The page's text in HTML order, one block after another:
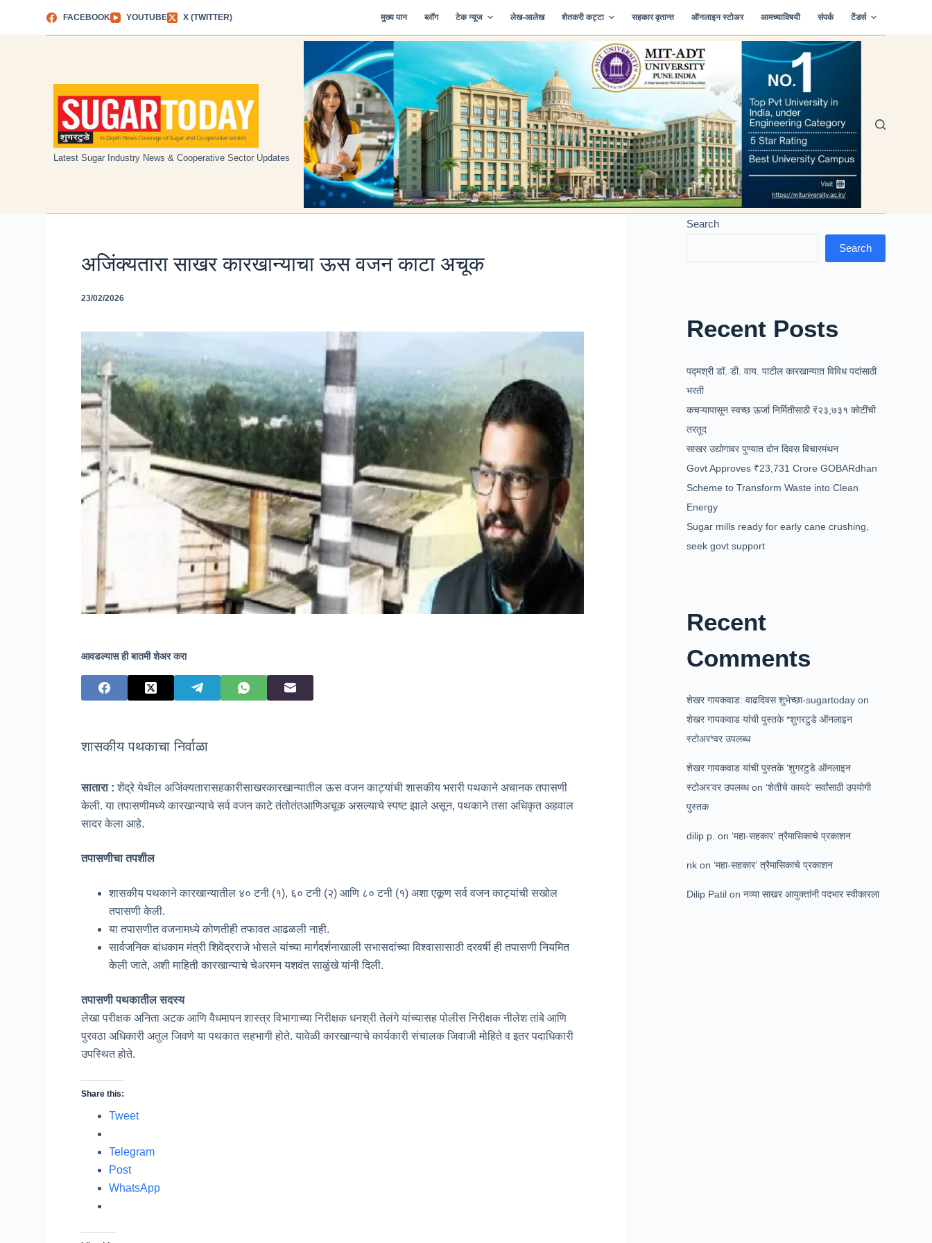
FACEBOOK YOUTUBE X (TWITTER) मुख्य पान ब्लॉग टेक न्यूज लेख-आलेख शेतकरी कट्टा सहकार वृतान्त ऑनलाइन स्टोअर आमच्याविषयी संपर्क टेंडर्स
Latest Sugar Industry News & Cooperative Sector Updates
अजिंक्यतारा साखर कारखान्याचा ऊस वजन काटा अचूक
23/02/2026
आवडल्यास ही बातमी शेअर करा
शासकीय पथकाचा निर्वाळा
सातारा :शेंद्रे येथील अजिंक्यतारासहकारीसाखरकारखान्यातील ऊस वजन काट्यांची शासकीय भरारी पथकाने अचानक तपासणी
केली. या तपासणीमध्ये कारखान्याचे सर्व वजन काटे तंतोतंतआणिअचूक असल्याचे स्पष्ट झाले असून, पथकाने तसा अधिकृत अहवाल
सादर केला आहे.
तपासणीचा तपशील
शासकीय पथकाने कारखान्यातील ४० टनी (१), ६० टनी (२) आणि ८० टनी (१) अशा एकूण सर्व वजन काट्यांची सखोल
तपासणी केली.
या तपासणीत वजनामध्ये कोणतीही तफावत आढळली नाही.
सार्वजनिक बांधकाम मंत्री शिवेंद्रराजे भोसले यांच्या मार्गदर्शनाखाली सभासदांच्या विश्वासासाठी दरवर्षी ही तपासणी नियमित
केली जाते, अशी माहिती कारखान्याचे चेअरमन यशवंत साळुंखे यांनी दिली.
तपासणी पथकातील सदस्य
लेखा परीक्षक अनिता अटक आणि वैधमापन शास्त्र विभागाच्या निरीक्षक धनश्री तेलंगे यांच्यासह पोलीस निरीक्षक नीलेश तांबे आणि
पुरवठा अधिकारी अतुल जिवणे या पथकात सहभागी होते. यावेळी कारखान्याचे कार्यकारी संचालक जिवाजी मोहिते व इतर पदाधिकारी
उपस्थित होते.
Share this:
Tweet
Telegram
Post
WhatsApp
Search
Search
Recent Posts
पद्मश्री डॉ. डी. वाय. पाटील कारखान्यात विविध पदांसाठी
भरती
कचऱ्यापासून स्वच्छ ऊर्जा निर्मितीसाठी ₹२३,७३१ कोटींची
तरतूद
साखर उद्योगावर पुण्यात दोन दिवस विचारमंथन
Govt Approves ₹23,731 Crore GOBARdhan
Scheme to Transform Waste into Clean
Energy
Sugar mills ready for early cane crushing,
seek govt support
Recent
Comments
शेखर गायकवाड: वाढदिवस शुभेच्छा-sugartoday on
शेखर गायकवाड यांची पुस्तके *शुगरटुडे ऑनलाइन
स्टोअर*वर उपलब्ध
शेखर गायकवाड यांची पुस्तके ‘शुगरटुडे ऑनलाइन
स्टोअर’वर उपलब्धon‘शेतीचे कायदे’ सर्वांसाठी उपयोगी
पुस्तक
dilip p. on‘महा-सहकार’ त्रैमासिकाचे प्रकाशन
nk on‘महा-सहकार’ त्रैमासिकाचे प्रकाशन
Dilip Patil onनव्या साखर आयुक्तांनी पदभार स्वीकारला